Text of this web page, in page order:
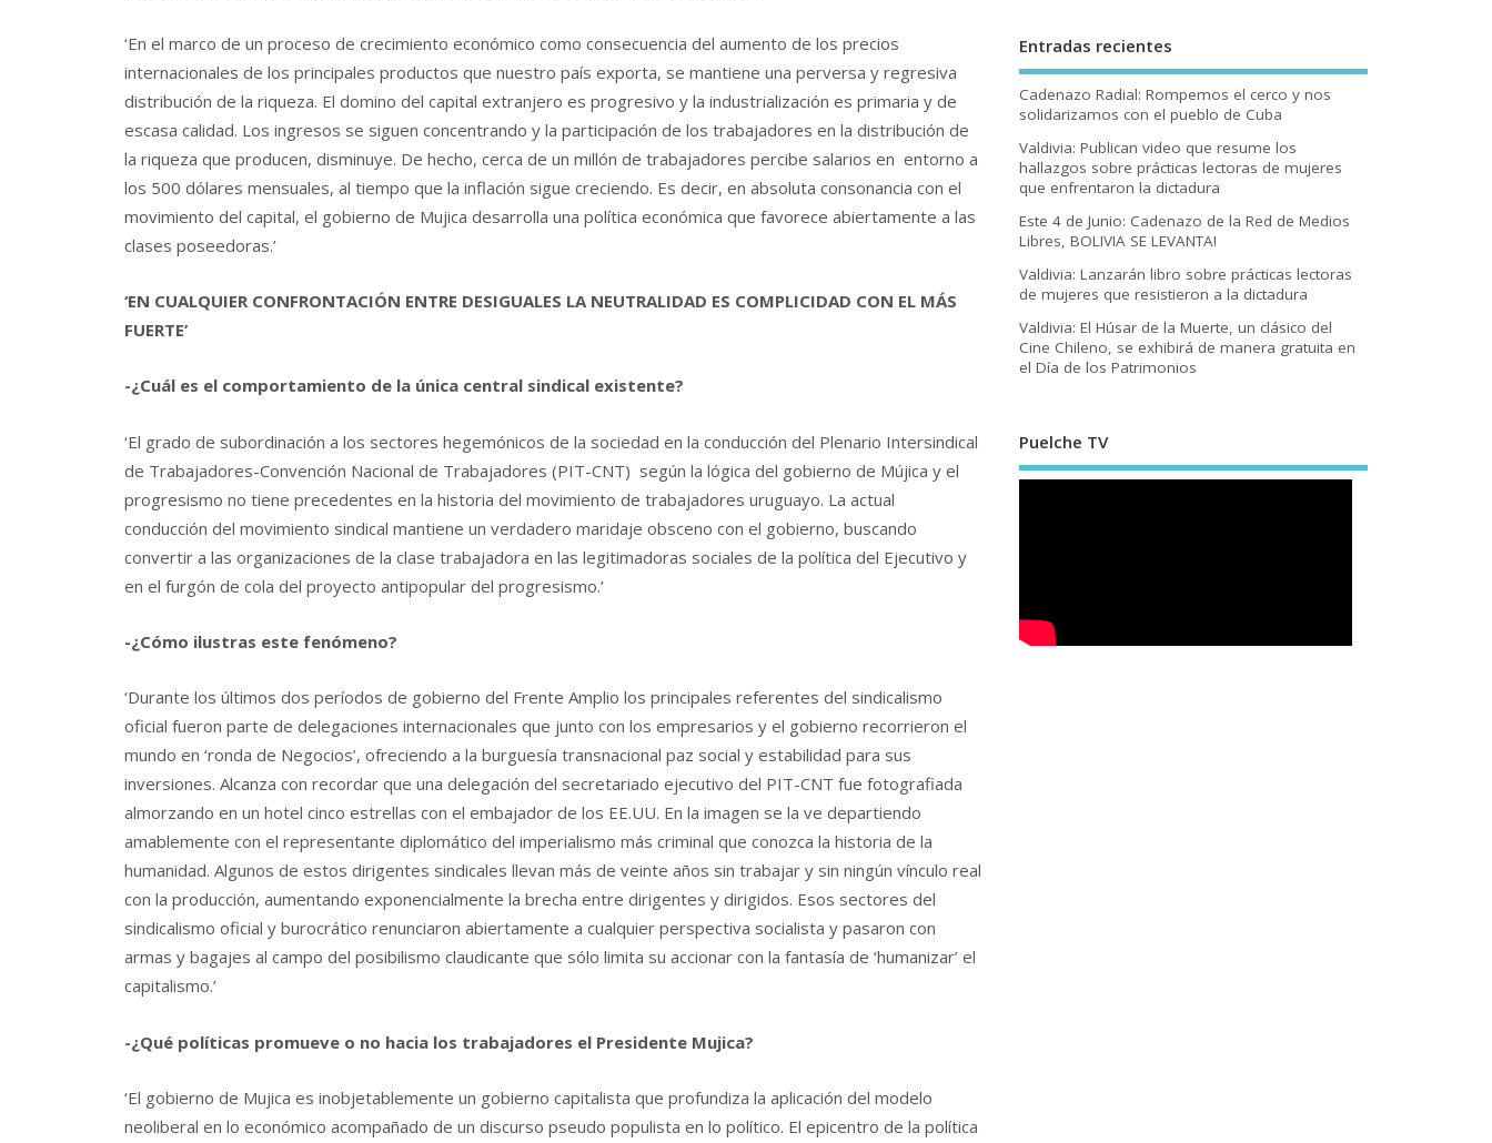
‘En el marco de un proceso de crecimiento económico como consecuencia del aumento de los precios
internacionales de los principales productos que nuestro país exporta, se mantiene una perversa y regresiva
distribución de la riqueza. El domino del capital extranjero es progresivo y la industrialización es primaria y de
escasa calidad. Los ingresos se siguen concentrando y la participación de los trabajadores en la distribución de
la riqueza que producen, disminuye. De hecho, cerca de un millón de trabajadores percibe salarios en entorno a
los 500 dólares mensuales, al tiempo que la inflación sigue creciendo. Es decir, en absoluta consonancia con el
movimiento del capital, el gobierno de Mujica desarrolla una política económica que favorece abiertamente a las
clases poseedoras.’
‘EN CUALQUIER CONFRONTACIÓN ENTRE DESIGUALES LA NEUTRALIDAD ES COMPLICIDAD CON EL MÁS
FUERTE’
-¿Cuál es el comportamiento de la única central sindical existente?
‘El grado de subordinación a los sectores hegemónicos de la sociedad en la conducción del Plenario Intersindical
de Trabajadores-Convención Nacional de Trabajadores (PIT-CNT) según la lógica del gobierno de Mújica y el
progresismo no tiene precedentes en la historia del movimiento de trabajadores uruguayo. La actual
conducción del movimiento sindical mantiene un verdadero maridaje obsceno con el gobierno, buscando
convertir a las organizaciones de la clase trabajadora en las legitimadoras sociales de la política del Ejecutivo y
en el furgón de cola del proyecto antipopular del progresismo.’
-¿Cómo ilustras este fenómeno?
‘Durante los últimos dos períodos de gobierno del Frente Amplio los principales referentes del sindicalismo
oficial fueron parte de delegaciones internacionales que junto con los empresarios y el gobierno recorrieron el
mundo en ‘ronda de Negocios’, ofreciendo a la burguesía transnacional paz social y estabilidad para sus
inversiones. Alcanza con recordar que una delegación del secretariado ejecutivo del PIT-CNT fue fotografiada
almorzando en un hotel cinco estrellas con el embajador de los EE.UU. En la imagen se la ve departiendo
amablemente con el representante diplomático del imperialismo más criminal que conozca la historia de la
humanidad. Algunos de estos dirigentes sindicales llevan más de veinte años sin trabajar y sin ningún vínculo real
con la producción, aumentando exponencialmente la brecha entre dirigentes y dirigidos. Esos sectores del
sindicalismo oficial y burocrático renunciaron abiertamente a cualquier perspectiva socialista y pasaron con
armas y bagajes al campo del posibilismo claudicante que sólo limita su accionar con la fantasía de ‘humanizar’ el
capitalismo.’
-¿Qué políticas promueve o no hacia los trabajadores el Presidente Mujica?
‘El gobierno de Mujica es inobjetablemente un gobierno capitalista que profundiza la aplicación del modelo
neoliberal en lo económico acompañado de un discurso pseudo populista en lo político. El epicentro de la política
Entradas recientes
Cadenazo Radial: Rompemos el cerco y nos
solidarizamos con el pueblo de Cuba
Valdivia: Publican video que resume los
hallazgos sobre prácticas lectoras de mujeres
que enfrentaron la dictadura
Este 4 de Junio: Cadenazo de la Red de Medios
Libres, BOLIVIA SE LEVANTA!
Valdivia: Lanzarán libro sobre prácticas lectoras
de mujeres que resistieron a la dictadura
Valdivia: El Húsar de la Muerte, un clásico del
Cine Chileno, se exhibirá de manera gratuita en
el Día de los Patrimonios
Puelche TV